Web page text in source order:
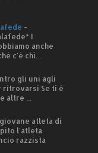
-
I
anche
c'è chi...
gli uni agli
ritrovarsi Se ti è
...
atleta di
l'atleta
razzista